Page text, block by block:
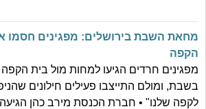
מחאת השבת בירושלים: מפגינים חסמו
הקפה
מפגינים חרדים הגיעו למחות מול בית
בשבת, ומולם התייצבו פעילים חילונים
לקפה שלנו" • חברת הכנסת מירב כהן